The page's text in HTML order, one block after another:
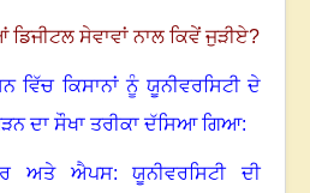
ਡਿਜੀਟਲ ਸੇਵਾਵਾਂ ਨਾਲ ਕਿਵੇਂ ਜੁੜੀਏ?
ਕਿਸਾਨਾਂ ਨੂੰ ਯੂਨੀਵਰਸਿਟੀ ਦੇ
ਦਾ ਸੌਖਾ ਤਰੀਕਾ ਦੱਸਿਆ ਗਿਆ:
ਅਤੇ ਐਪਸ: ਯੂਨੀਵਰਸਿਟੀ ਦੀ